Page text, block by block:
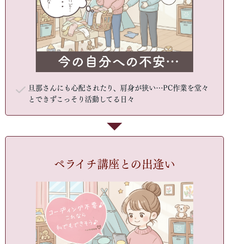
旦那さんにも心配されたり、肩身が狭い…PC作業を堂々
とできずこっそり活動してる日々
ペライチ講座との出逢い